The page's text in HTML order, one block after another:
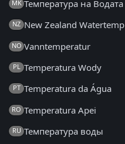
MK Температура на Водата
NZ New Zealand Watertemp
NO Vanntemperatur
PL Temperatura Wody
PT Temperatura da Água
RO Temperatura Apei
RU Температура воды